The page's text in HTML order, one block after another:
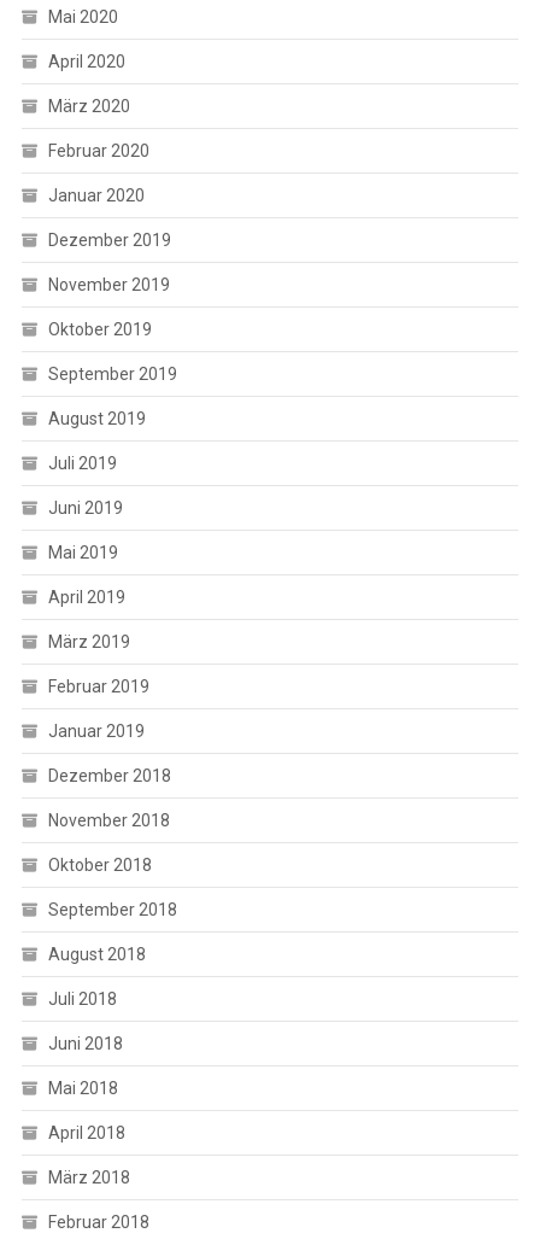
Mai 2020
April 2020
März 2020
Februar 2020
Januar 2020
Dezember 2019
November 2019
Oktober 2019
September 2019
August 2019
Juli 2019
Juni 2019
Mai 2019
April 2019
März 2019
Februar 2019
Januar 2019
Dezember 2018
November 2018
Oktober 2018
September 2018
August 2018
Juli 2018
Juni 2018
Mai 2018
April 2018
März 2018
Februar 2018